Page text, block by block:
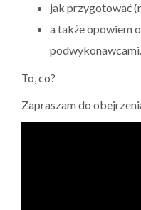
jak przygotować
a także opowiem
podwykonawcami.
To, co?
Zapraszam do